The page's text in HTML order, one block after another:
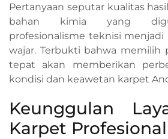
Pertanyaan seputar kualitas
bahan kimia yang
profesionalisme teknisi menjadi
wajar. Terbukti bahwa memilih
tepat akan memberikan
kondisi dan keawetan karpet
Keunggulan
Karpet Profesional